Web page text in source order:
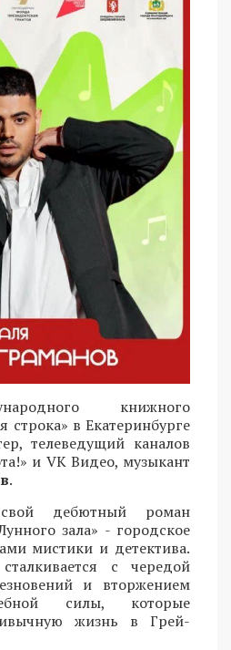
книжного
строка» в Екатеринбурге
телеведущий каналов
и VK Видео, музыкант
.
дебютный роман
зала» - городское
мистики и детектива.
с чередой
и вторжением
силы, которые
жизнь в Грей-